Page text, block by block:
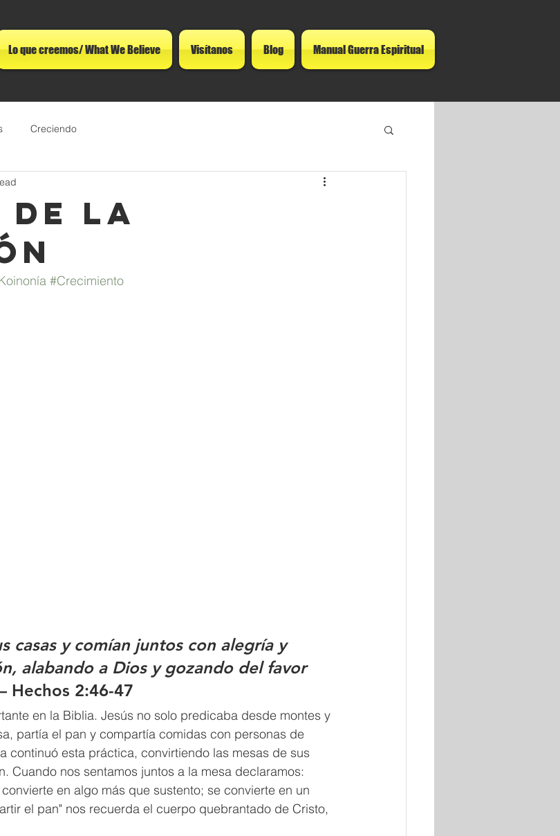
Lo que creemos/ What We Believe Visítanos Blog Manual Guerra Espiritual
Creciendo
de la
#Crecimiento
casas y comían juntos con alegría y
alabando a Dios y gozando del favor
Hechos 2:46-47
en la Biblia. Jesús no solo predicaba desde montes y
partía el pan y compartía comidas con personas de
continuó esta práctica, convirtiendo las mesas de sus
Cuando nos sentamos juntos a la mesa declaramos:
en algo más que sustento; se convierte en un
el pan" nos recuerda el cuerpo quebrantado de Cristo,